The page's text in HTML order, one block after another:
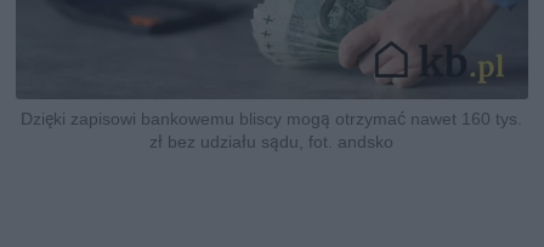
Dzięki zapisowi bankowemu bliscy mogą otrzymać nawet 160 tys.
zł bez udziału sądu, fot. andsko